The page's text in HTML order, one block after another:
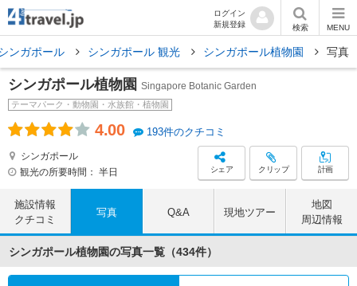
ログイン
新規登録
検索 MENU
ンガポール シンガポール 観光 シンガポール植物園 写真
シンガポール植物園 Singapore Botanic Garden
テーマパーク・動物園・水族館・植物園
4.00 193件のクチコミ
シンガポール
観光の所要時間： 半日 シェア クリップ 計画
施設情報
クチコミ
写真 Q&A 現地ツアー
地図
周辺情報
シンガポール植物園の写真一覧（434件）